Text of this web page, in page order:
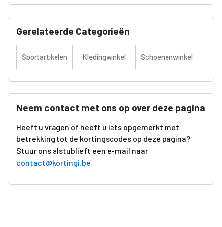
Gerelateerde Categorieën
Sportartikelen Kledingwinkel Schoenenwinkel
Neem contact met ons op over deze pagina
Heeft u vragen of heeft u iets opgemerkt met
betrekking tot de kortingscodes op deze pagina?
Stuur ons alstublieft een e-mail naar
contact@kortingi.be